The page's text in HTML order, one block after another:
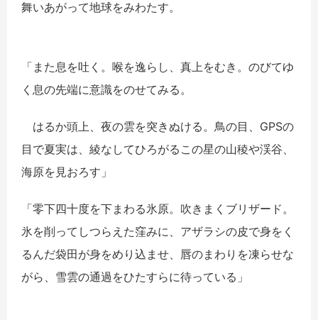
舞いあがって地球をみわたす。
「また息を吐く。喉を逸らし、真上をむき。のびてゆ
く息の先端に意識をのせてみる。
はるか頭上、夜の雲を突きぬける。鳥の目、GPSの
目で夏実は、綾なしてひろがるこの星の山稜や渓谷、
海原を見おろす」
「零下四十度を下まわる氷原。吹きまくブリザード。
氷を削ってしつらえた窪みに、アザラシの皮で身をく
るんだ袋田が身をめり込ませ、唇のまわりを凍らせな
がら、雪雲の通過をひたすらに待っている」